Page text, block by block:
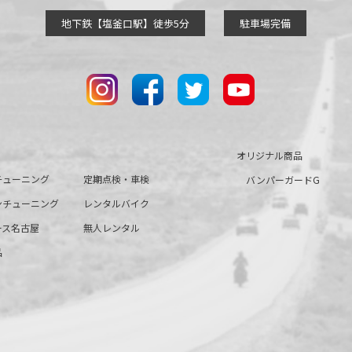
地下鉄【塩釜口駅】徒歩5分 駐車場完備
ーニング
ューニング
名古屋
定期点検・車検
レンタルバイク
無人レンタル
オリジナル商品
バンパーガードG